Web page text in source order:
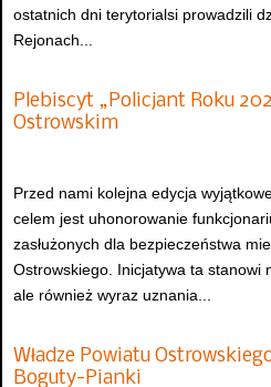
ostatnich dni terytorialsi prowadzili
Rejonach...
Plebiscyt „Policjant Roku
Ostrowskim
Przed nami kolejna edycja
celem jest uhonorowanie
zasłużonych dla bezpieczeństwa
Ostrowskiego. Inicjatywa ta stanowi
ale również wyraz uznania...
Władze Powiatu
Boguty-Pianki